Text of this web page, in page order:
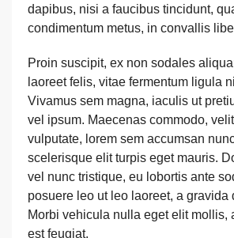
dapibus, nisi a faucibus tincidunt,
condimentum metus, in convallis
Proin suscipit, ex non sodales
laoreet felis, vitae fermentum ligula
Vivamus sem magna, iaculis ut
vel ipsum. Maecenas commodo,
vulputate, lorem sem accumsan
scelerisque elit turpis eget mauris.
vel nunc tristique, eu lobortis ante
posuere leo ut leo laoreet, a gravida
Morbi vehicula nulla eget elit mollis,
est feugiat.